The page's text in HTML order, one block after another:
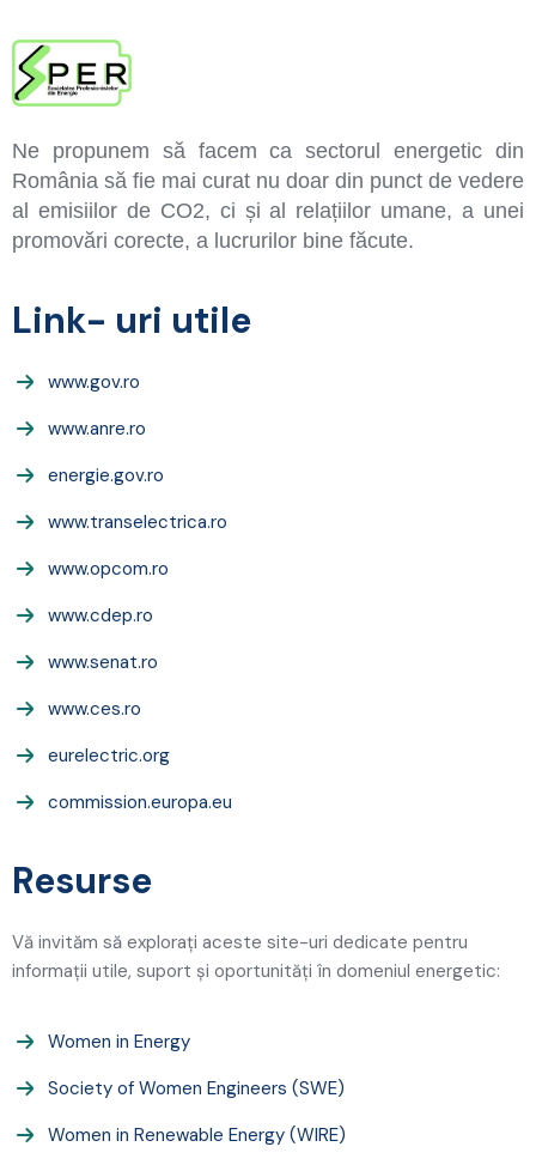
Ne propunem să facem ca sectorul energetic din
România să fie mai curat nu doar din punct de vedere
al emisiilor de CO2, ci și al relațiilor umane, a unei
promovări corecte, a lucrurilor bine făcute.
Link- uri utile
www.gov.ro
www.anre.ro
energie.gov.ro
www.transelectrica.ro
www.opcom.ro
www.cdep.ro
www.senat.ro
www.ces.ro
eurelectric.org
commission.europa.eu
Resurse
Vă invităm să explorați aceste site-uri dedicate pentru
informații utile, suport și oportunități în domeniul energetic:
Women in Energy
Society of Women Engineers (SWE)
Women in Renewable Energy (WIRE)